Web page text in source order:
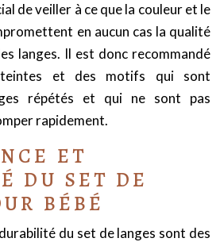
de veiller à ce que la couleur et le
en aucun cas la qualité
langes. Il est donc recommandé
et des motifs qui sont
répétés et qui ne sont pas
rapidement.
ET
DU SET DE
BÉBÉ
du set de langes sont des